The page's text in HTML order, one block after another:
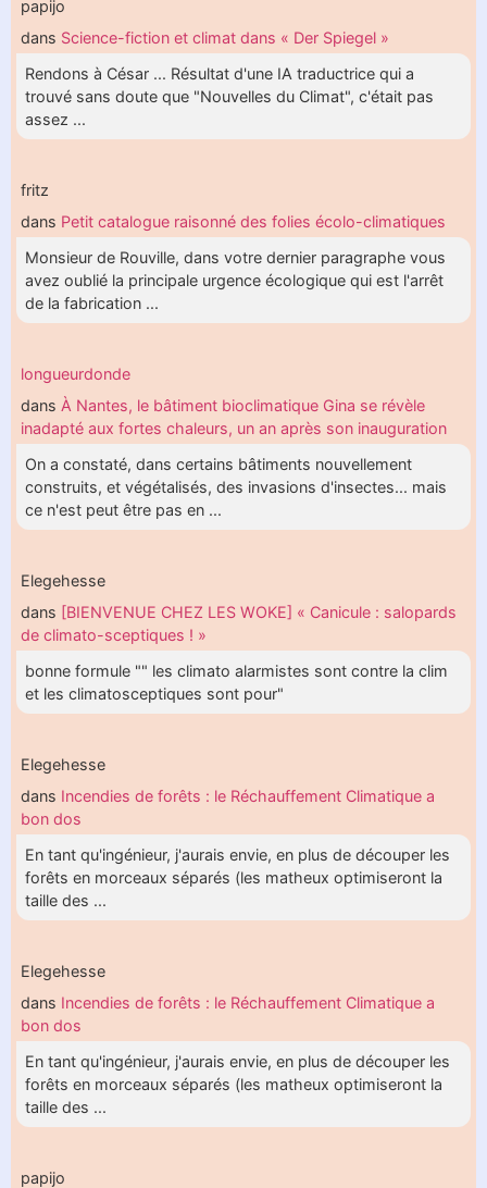
papijo
dans Science-fiction et climat dans « Der Spiegel »
Rendons à César ... Résultat d'une IA traductrice qui a
trouvé sans doute que "Nouvelles du Climat", c'était pas
assez ...
fritz
dans Petit catalogue raisonné des folies écolo-climatiques
Monsieur de Rouville, dans votre dernier paragraphe vous
avez oublié la principale urgence écologique qui est l'arrêt
de la fabrication ...
longueurdonde
dans À Nantes, le bâtiment bioclimatique Gina se révèle
inadapté aux fortes chaleurs, un an après son inauguration
On a constaté, dans certains bâtiments nouvellement
construits, et végétalisés, des invasions d'insectes... mais
ce n'est peut être pas en ...
Elegehesse
dans [BIENVENUE CHEZ LES WOKE] « Canicule : salopards
de climato-sceptiques ! »
bonne formule "" les climato alarmistes sont contre la clim
et les climatosceptiques sont pour"
Elegehesse
dans Incendies de forêts : le Réchauffement Climatique a
bon dos
En tant qu'ingénieur, j'aurais envie, en plus de découper les
forêts en morceaux séparés (les matheux optimiseront la
taille des ...
Elegehesse
dans Incendies de forêts : le Réchauffement Climatique a
bon dos
En tant qu'ingénieur, j'aurais envie, en plus de découper les
forêts en morceaux séparés (les matheux optimiseront la
taille des ...
papijo